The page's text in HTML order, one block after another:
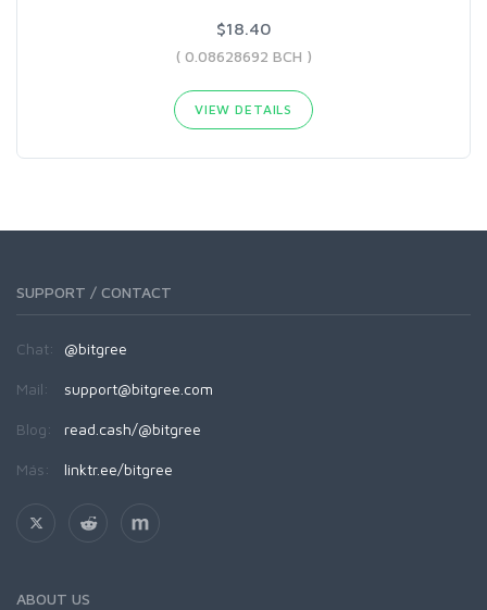
$18.40
( 0.08628692 BCH )
VIEW DETAILS
SUPPORT / CONTACT
Chat: @bitgree
Mail: support@bitgree.com
Blog: read.cash/@bitgree
Más: linktr.ee/bitgree
ABOUT US